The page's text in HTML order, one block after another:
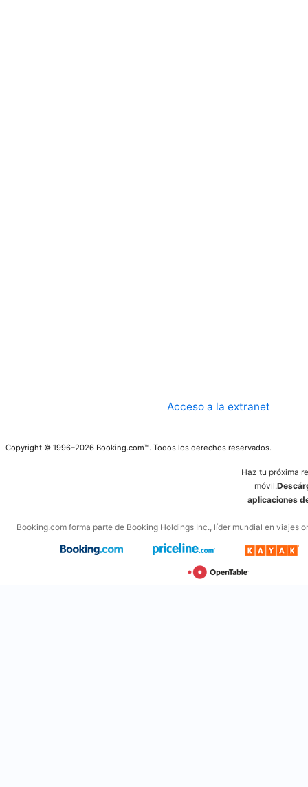
Acceso a la extranet
Copyright © 1996–2026 Booking.com™. Todos los derechos reservados.
Haz tu próxima
móvil.
aplicaciones
Booking.com forma parte de Booking Holdings Inc., líder mundial en viajes